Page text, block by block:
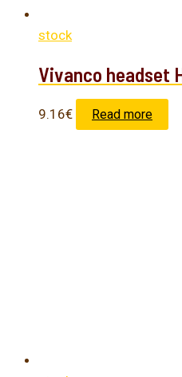
stock
Vivanco headset
9.16€ Read more